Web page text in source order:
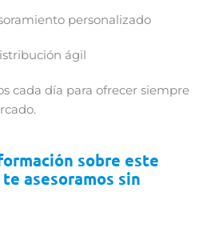
personalizado
ágil
cada día para ofrecer siempre
sobre este
te asesoramos sin